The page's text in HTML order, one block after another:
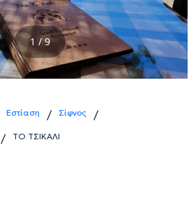
1 / 9
Εστίαση / Σίφνος /
/ ΤΟ ΤΣΙΚΑΛΙ